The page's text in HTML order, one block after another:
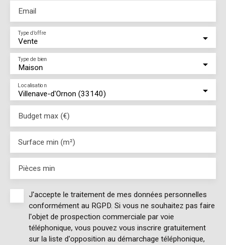
Email
Vente
Type d'offre
Maison
Type de bien
Villenave-d'Ornon (33140)
Localisation
Budget max (€)
Surface min (m²)
Pièces min
J'accepte le traitement de mes données personnelles
conformément au RGPD. Si vous ne souhaitez pas faire
l'objet de prospection commerciale par voie
téléphonique, vous pouvez vous inscrire gratuitement
sur la liste d'opposition au démarchage téléphonique,